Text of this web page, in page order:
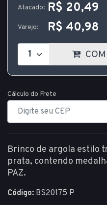
Atacado: R$ 20,49
Varejo: R$ 40,98
Cálculo do Frete
Brinco de argola estilo
prata, contendo
PAZ.
Código: BS20175 P